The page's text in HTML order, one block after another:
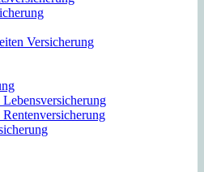
Versicherung